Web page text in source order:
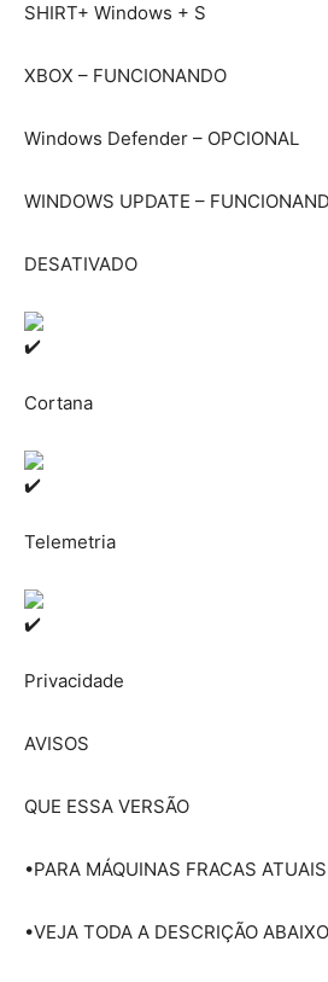
SHIRT+ Windows + S
XBOX – FUNCIONANDO
Windows Defender – OPCIONAL
WINDOWS UPDATE –
DESATIVADO
Cortana
Telemetria
Privacidade
AVISOS
QUE ESSA VERSÃO
•PARA MÁQUINAS FRACAS
•VEJA TODA A DESCRIÇÃO